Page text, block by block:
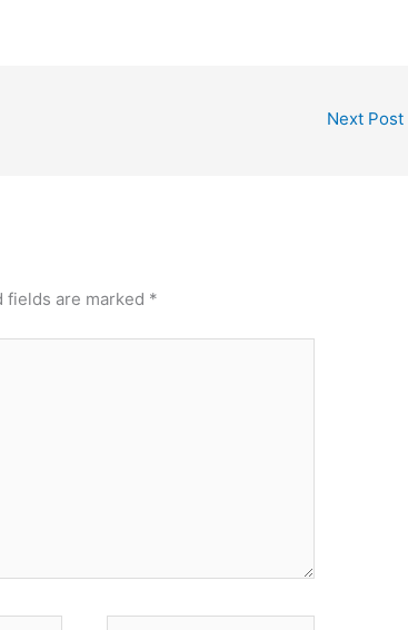
Next Post
fields are marked *